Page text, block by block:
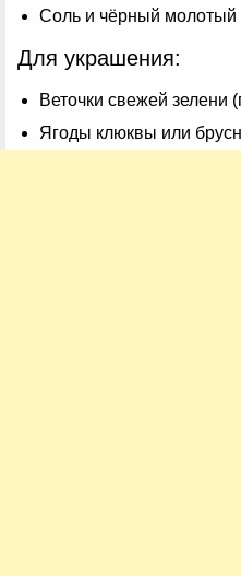
Соль и чёрный молотый
Для украшения:
Веточки свежей зелени
Ягоды клюквы или